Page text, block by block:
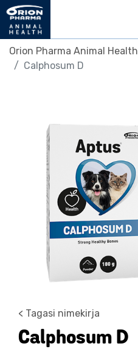
Orion Pharma Animal Health
Calphosum D
< Tagasi nimekirja
Calphosum D